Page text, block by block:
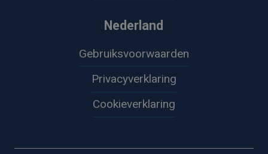
Nederland
Gebruiksvoorwaarden
Privacyverklaring
Cookieverklaring